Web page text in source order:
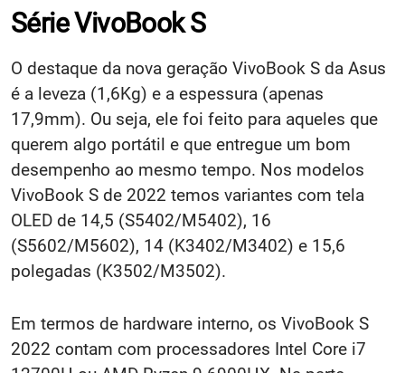
Série VivoBook S
O destaque da nova geração VivoBook S da Asus
é a leveza (1,6Kg) e a espessura (apenas
17,9mm). Ou seja, ele foi feito para aqueles que
querem algo portátil e que entregue um bom
desempenho ao mesmo tempo. Nos modelos
VivoBook S de 2022 temos variantes com tela
OLED de 14,5 (S5402/M5402), 16
(S5602/M5602), 14 (K3402/M3402) e 15,6
polegadas (K3502/M3502).
Em termos de hardware interno, os VivoBook S
2022 contam com processadores Intel Core i7